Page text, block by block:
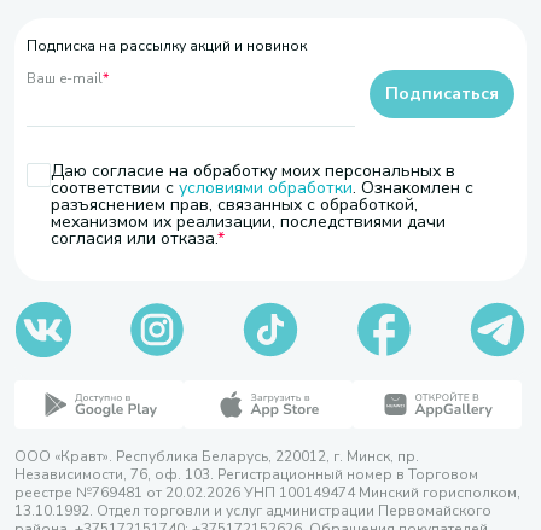
Подписка на рассылку акций и новинок
Ваш e-mail*
Даю согласие на обработку моих персональных в
соответствии с условиями обработки. Ознакомлен с
разъяснением прав, связанных с обработкой,
механизмом их реализации, последствиями дачи
согласия или отказа.
Подписаться
ООО «Кравт». Республика Беларусь, 220012, г. Минск, пр.
Независимости, 76, оф. 103. Регистрационный номер в Торговом
реестре №769481 от 20.02.2026 УНП 100149474 Минский горисполком,
13.10.1992. Отдел торговли и услуг администрации Первомайского